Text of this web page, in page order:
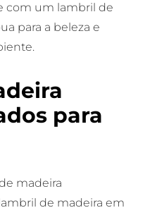
com um lambril de
para a beleza e
para
madeira
de madeira em